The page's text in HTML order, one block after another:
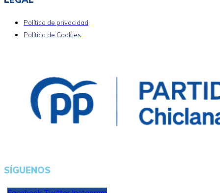
Política de privacidad
Política de Cookies
SÍGUENOS